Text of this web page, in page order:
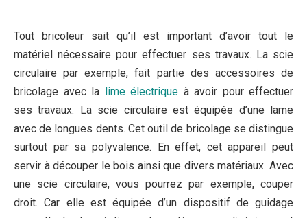
Tout bricoleur sait qu’il est important d’avoir tout le
matériel nécessaire pour effectuer ses travaux. La scie
circulaire par exemple, fait partie des accessoires de
bricolage avec la
lime électrique à avoir pour effectuer
ses travaux. La scie circulaire est équipée d’une lame
avec de longues dents. Cet outil de bricolage se distingue
surtout par sa polyvalence. En effet, cet appareil peut
servir à découper le bois ainsi que divers matériaux. Avec
une scie circulaire, vous pourrez par exemple, couper
droit. Car elle est équipée d’un dispositif de guidage